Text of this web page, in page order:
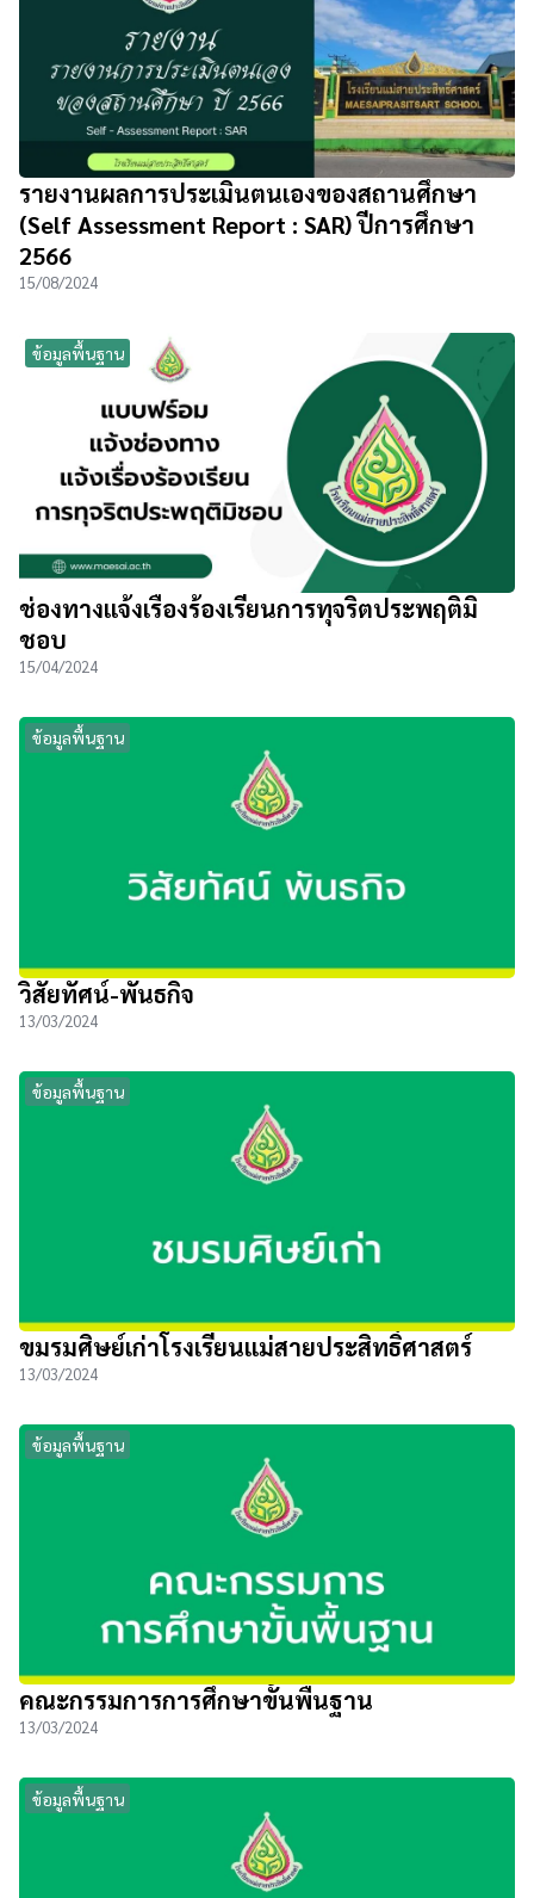
รายงานผลการประเมินตนเองของสถานศึกษา
(Self Assessment Report : SAR) ปีการศึกษา
2566
15/08/2024
ข้อมูลพื้นฐาน
ช่องทางแจ้งเรื่องร้องเรียนการทุจริตประพฤติมิ
ชอบ
15/04/2024
ข้อมูลพื้นฐาน
วิสัยทัศน์-พันธกิจ
13/03/2024
ข้อมูลพื้นฐาน
ขมรมศิษย์เก่าโรงเรียนแม่สายประสิทธิ์ศาสตร์
13/03/2024
ข้อมูลพื้นฐาน
คณะกรรมการการศึกษาขั้นพื้นฐาน
13/03/2024
ข้อมูลพื้นฐาน